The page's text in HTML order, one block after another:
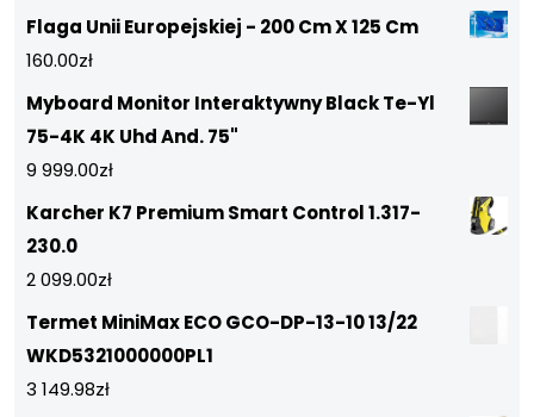
Flaga Unii Europejskiej - 200 Cm X 125 Cm
160.00zł
Myboard Monitor Interaktywny Black Te-Yl
75-4K 4K Uhd And. 75"
9 999.00zł
Karcher K7 Premium Smart Control 1.317-
230.0
2 099.00zł
Termet MiniMax ECO GCO-DP-13-10 13/22
WKD5321000000PL1
3 149.98zł